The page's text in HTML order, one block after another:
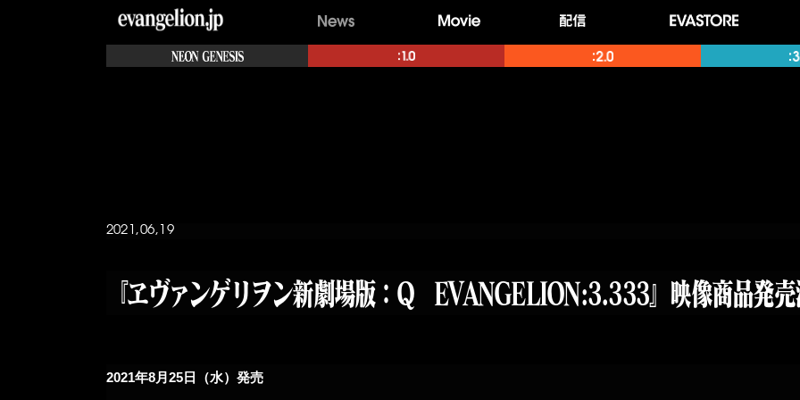
2021,06,19
『ヱヴァンゲリヲン新劇場版：Q EVANGELION:3.333』映像商品発
2021年8月 25日（水）発売